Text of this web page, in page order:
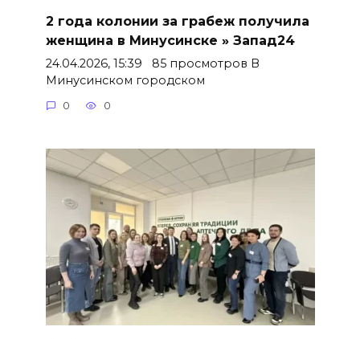
2 года колонии за грабеж получила
женщина в Минусинске » Запад24
24.04.2026, 15:39 85 просмотров В
Минусинском городском
0 0